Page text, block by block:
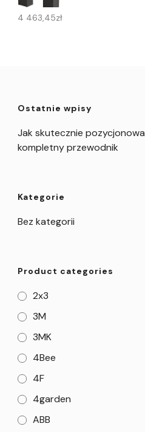
4 463,45zł
Ostatnie wpisy
Jak skutecznie
kompletny przewodnik
Kategorie
Bez kategorii
Product categories
2x3
3M
3MK
4Bee
4F
4garden
ABB